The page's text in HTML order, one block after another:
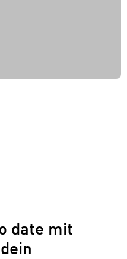
date mit